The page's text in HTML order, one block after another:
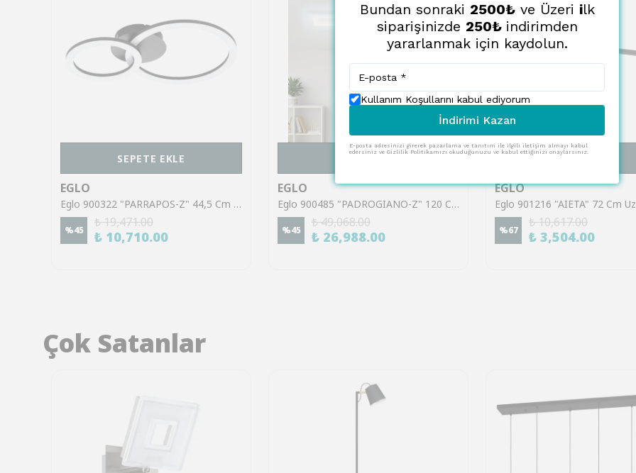
SEPETE EKLE
EGLO
Eglo 900322 "PARRAPOS-Z" 44,5 Cm Uzunluğunda Çelik Siyah Tavan Armatürü
%45
₺ 19,471.00
₺ 10,710.00
SEPETE EKLE
EGLO
Eglo 900485 "PADROGIANO-Z" 120 Cm Uzunluğunda Çelik Beyaz Tavan Armatürü RGB
%45
₺ 49,068.00
₺ 26,988.00
SEPETE EKLE
EGLO
%67
₺ 10,617.00
₺ 3,504.00
Çok Satanlar
Bundan sonraki 2500₺ve Üzeri ilk
siparişinizde 250₺ indirimden
yararlanmak için kaydolun.
Kullanım Koşullarını kabul ediyorum
İndirimi Kazan
E-posta adresinizi girerek pazarlama ve tanıtım ile ilgili iletişim almayı kabul
edersiniz ve Gizlilik Politikamızı okuduğunuzu ve kabul ettiğinizi onaylarsınız.